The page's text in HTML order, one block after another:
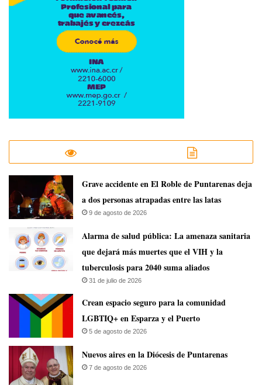
Grave accidente en El Roble de Puntarenas deja
a dos personas atrapadas entre las latas
9 de agosto de 2026
​Alarma de salud pública: La amenaza sanitaria
que dejará más muertes que el VIH y la
tuberculosis para 2040 suma aliados
31 de julio de 2026
Crean espacio seguro para la comunidad
LGBTIQ+ en Esparza y el Puerto
5 de agosto de 2026
​Nuevos aires en la Diócesis de Puntarenas
7 de agosto de 2026